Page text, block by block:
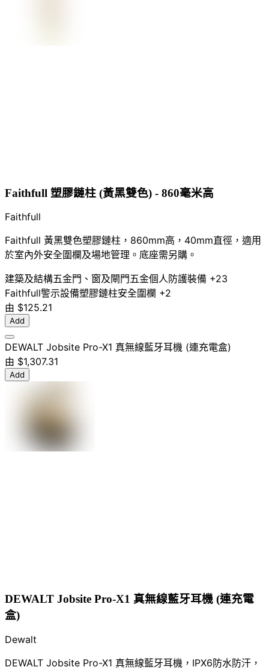
Faithfull 塑膠鏈柱 (黃黑雙色) - 860毫米高
Faithfull
Faithfull 黃黑雙色塑膠鏈柱，860mm高，40mm直徑，適用
於室內外安全圍欄及場地管理。底座需另購。
建築及結構五金門、窗及閘門五金個人防護裝備 +23
Faithfull警示設備塑膠鏈柱安全圍欄 +2
由 $125.21
Add
DEWALT Jobsite Pro-X1 真無線藍牙耳機 (連充電盒)
由 $1,307.31
Add
DEWALT Jobsite Pro-X1 真無線藍牙耳機 (連充電
盒)
Dewalt
DEWALT Jobsite Pro-X1 真無線藍牙耳機，IPX6防水防汗，